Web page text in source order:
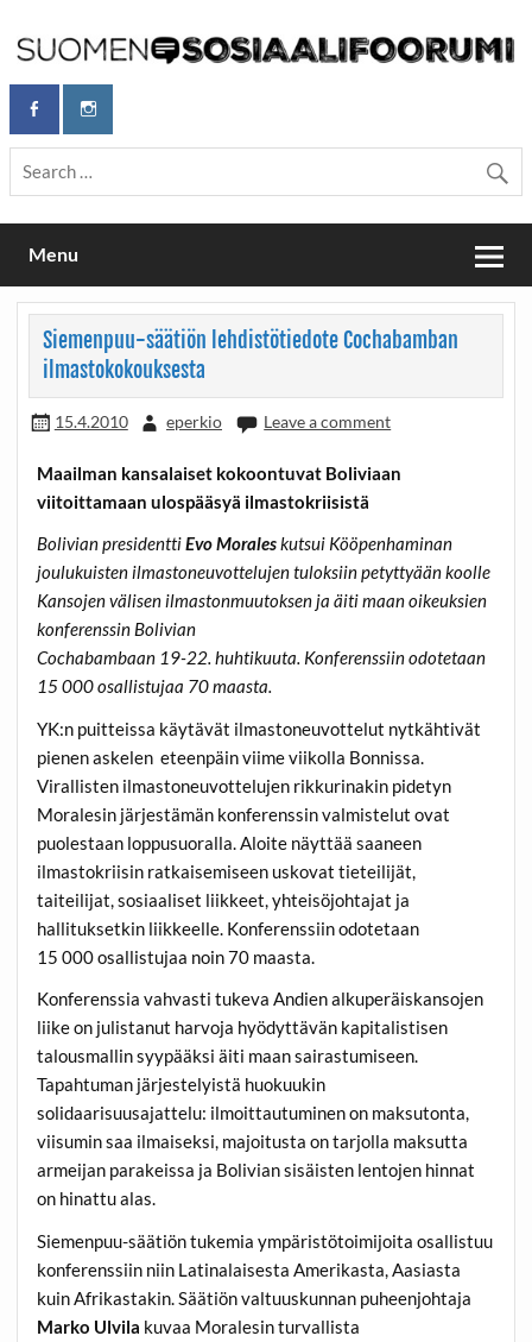
content
Maailmanparannuspäivät / Suomen
Sosiaalifoorumi
Maailmanparannuspäivät Lapinlahden Lähteellä, Helsingissä
26.–27.9.2026
Menu
Siemenpuu-säätiön lehdistötiedote Cochabamban
ilmastokokouksesta
15.4.2010 eperkio Leave a comment
Maailman kansalaiset kokoontuvat Boliviaan
viitoittamaan ulospääsyä ilmastokriisistä
Bolivian presidenttiEvo Moraleskutsui Kööpenhaminan
joulukuisten ilmastoneuvottelujen tuloksiin petyttyään koolle
Kansojen välisen ilmastonmuutoksen ja äiti maan oikeuksien
konferenssin Bolivian
Cochabambaan 19-22. huhtikuuta. Konferenssiin odotetaan
15 000 osallistujaa 70 maasta.
YK:n puitteissa käytävät ilmastoneuvottelut nytkähtivät
pienen askelen eteenpäin viime viikolla Bonnissa.
Virallisten ilmastoneuvottelujen rikkurinakin pidetyn
Moralesin järjestämän konferenssin valmistelut ovat
puolestaan loppusuoralla. Aloite näyttää saaneen
ilmastokriisin ratkaisemiseen uskovat tieteilijät,
taiteilijat, sosiaaliset liikkeet, yhteisöjohtajat ja
hallituksetkin liikkeelle. Konferenssiin odotetaan
15 000 osallistujaa noin 70 maasta.
Konferenssia vahvasti tukeva Andien alkuperäiskansojen
liike on julistanut harvoja hyödyttävän kapitalistisen
talousmallin syypääksi äiti maan sairastumiseen.
Tapahtuman järjestelyistä huokuukin
solidaarisuusajattelu: ilmoittautuminen on maksutonta,
viisumin saa ilmaiseksi, majoitusta on tarjolla maksutta
armeijan parakeissa ja Bolivian sisäisten lentojen hinnat
on hinattu alas.
Siemenpuu-säätiön tukemia ympäristötoimijoita osallistuu
konferenssiin niin Latinalaisesta Amerikasta, Aasiasta
kuin Afrikastakin. Säätiön valtuuskunnan puheenjohtaja
Marko Ulvila kuvaa Moralesin turvallista